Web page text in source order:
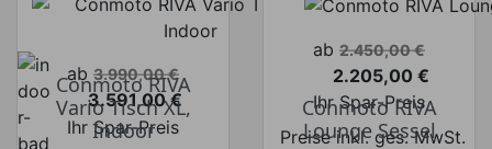
Verkaufspreis
ab 3.990,00 €
Preis
3.591,00 €
Ihr Spar-Preis
Conmoto RIVA
Vario Tisch XL,
Indoor
Verkaufspreis
ab 2.450,00 €
Preis
2.205,00 €
Ihr Spar-Preis
Preise inkl. ges. MwSt.
Conmoto RIVA
Lounge Sessel